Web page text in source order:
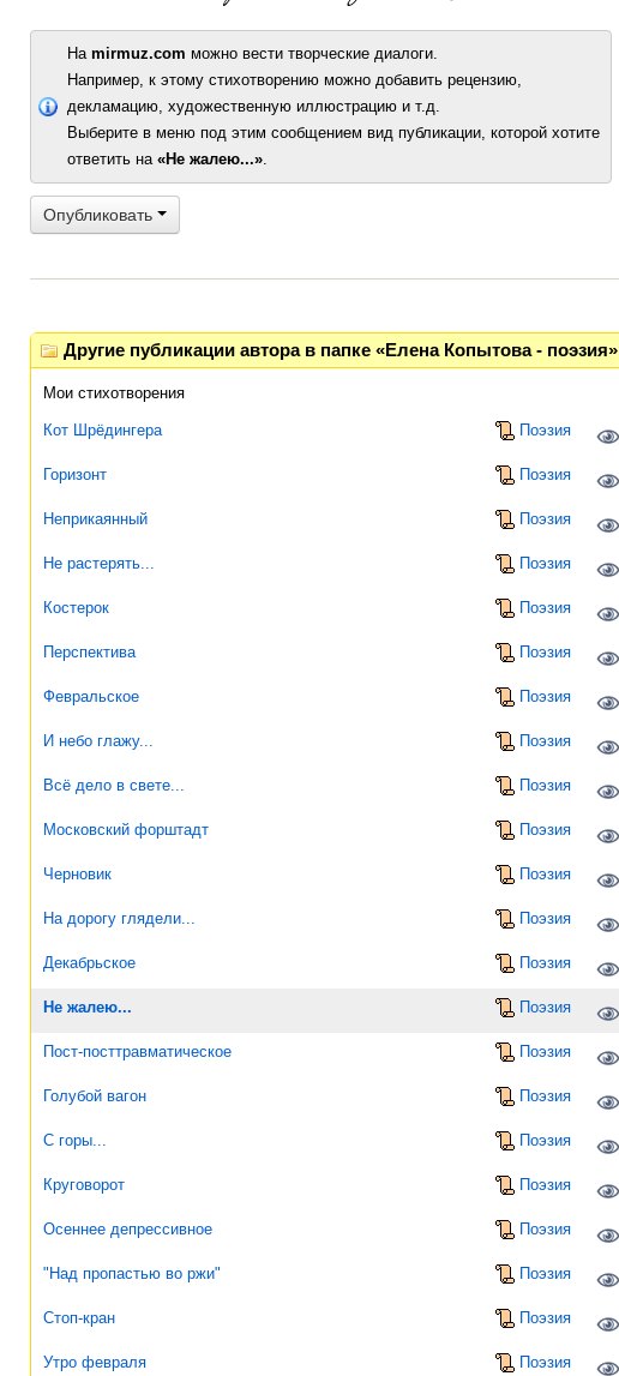
На mirmuz.com можно вести творческие диалоги.
Например, к этому стихотворению можно добавить рецензию,
декламацию, художественную иллюстрацию и т.д.
Выберите в меню под этим сообщением вид публикации, которой хотите
ответить на «Не жалею...».
Опубликовать
Другие публикации автора в папке «Елена Копытова - поэзия»
Мои стихотворения
Кот Шрёдингера Поэзия
Горизонт Поэзия
Неприкаянный Поэзия
Не растерять... Поэзия
Костерок Поэзия
Перспектива Поэзия
Февральское Поэзия
И небо глажу... Поэзия
Всё дело в свете... Поэзия
Московский форштадт Поэзия
Черновик Поэзия
На дорогу глядели... Поэзия
Декабрьское Поэзия
Не жалею... Поэзия
Пост-посттравматическое Поэзия
Голубой вагон Поэзия
С горы... Поэзия
Круговорот Поэзия
Осеннее депрессивное Поэзия
"Над пропастью во ржи" Поэзия
Стоп-кран Поэзия
Утро февраля Поэзия